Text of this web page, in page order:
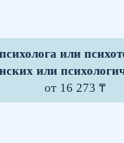
или
или
от 16 273 ₸